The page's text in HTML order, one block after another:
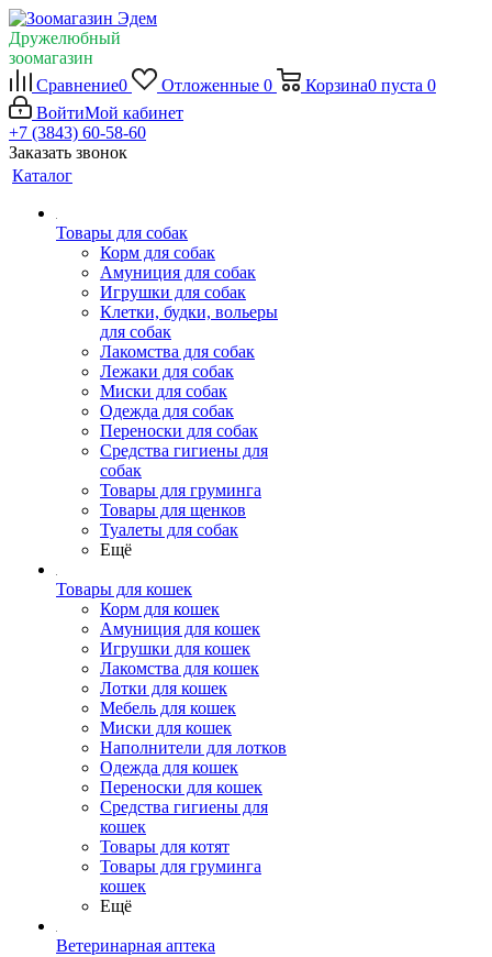
Дружелюбный
зоомагазин
Сравнение0 Отложенные 0 Корзина0 пуста 0
ВойтиМой кабинет
+7 (3843) 60-58-60
Заказать звонок
Каталог
Товары для собак
Корм для собак
Амуниция для собак
Игрушки для собак
Клетки, будки, вольеры
для собак
Лакомства для собак
Лежаки для собак
Миски для собак
Одежда для собак
Переноски для собак
Средства гигиены для
собак
Товары для груминга
Товары для щенков
Туалеты для собак
Ещё
Товары для кошек
Корм для кошек
Амуниция для кошек
Игрушки для кошек
Лакомства для кошек
Лотки для кошек
Мебель для кошек
Миски для кошек
Наполнители для лотков
Одежда для кошек
Переноски для кошек
Средства гигиены для
кошек
Товары для котят
Товары для груминга
кошек
Ещё
Ветеринарная аптека